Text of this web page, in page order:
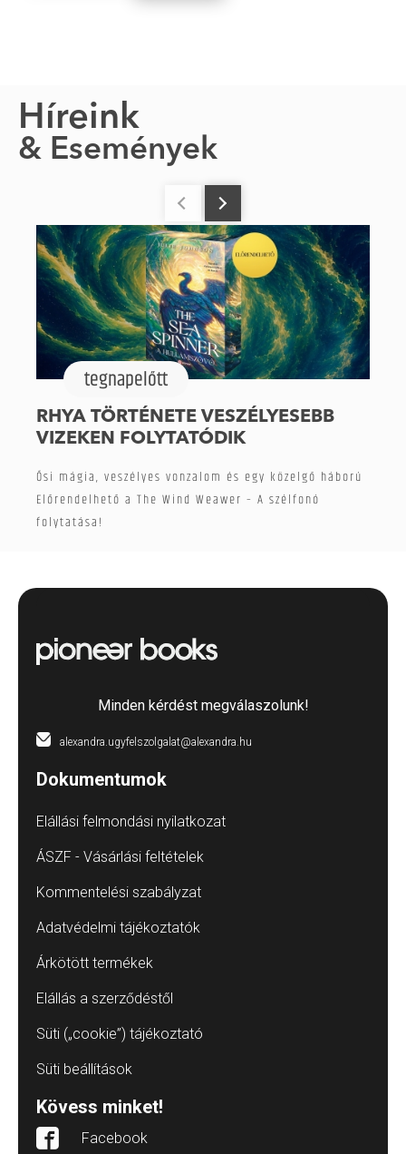
Híreink
& Események
tegnapelőtt
RHYA TÖRTÉNETE VESZÉLYESEBB
VIZEKEN FOLYTATÓDIK
Ősi mágia, veszélyes vonzalom és egy közelgő háború
Előrendelhető a The Wind Weawer – A szélfonó
folytatása!
Minden kérdést megválaszolunk!
alexandra.ugyfelszolgalat@alexandra.hu
Dokumentumok
Elállási felmondási nyilatkozat
ÁSZF - Vásárlási feltételek
Kommentelési szabályzat
Adatvédelmi tájékoztatók
Árkötött termékek
Elállás a szerződéstől
Süti („cookie”) tájékoztató
Süti beállítások
Kövess minket!
Facebook